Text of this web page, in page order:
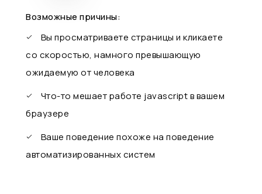
Возможные причины:
Вы просматриваете страницы и кликаете
со скоростью, намного превышающую
ожидаемую от человека
Что-то мешает работе javascript в вашем
браузере
Ваше поведение похоже на поведение
автоматизированных систем